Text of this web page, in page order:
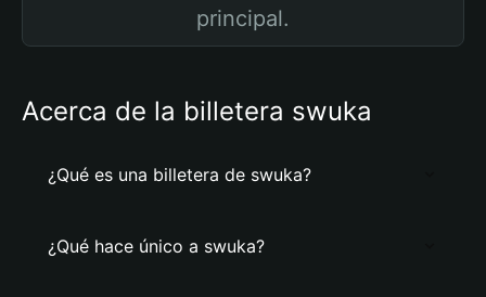
principal.
Acerca de la billetera swuka
¿Qué es una billetera de swuka?
¿Qué hace único a swuka?